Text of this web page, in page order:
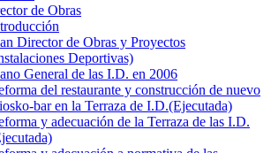
de Obras
Director de Obras y Proyectos
Deportivas)
General de las I.D. en 2006
del restaurante y construcción de nuevo
bar en la Terraza de I.D.(Ejecutada)
y adecuación de la Terraza de las I.D.